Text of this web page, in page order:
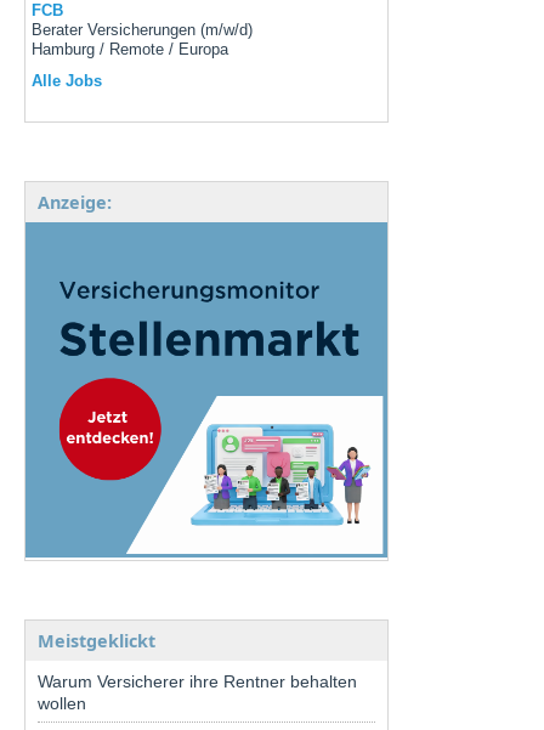
FCB
Berater Versicherungen (m/w/d)
Hamburg / Remote / Europa
Alle Jobs
Anzeige:
Meistgeklickt
Warum Versicherer ihre Rentner behalten
wollen